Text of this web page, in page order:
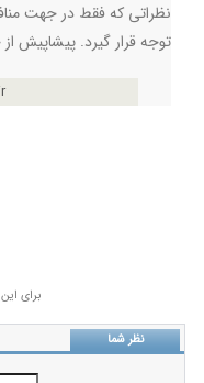
نظراتی که فقط در جهت
توجه قرار گیرد. پیشاپیش
برای
نظر شما